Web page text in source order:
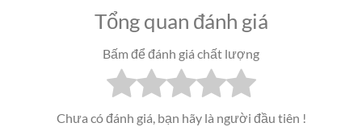
Tổng quan đánh giá
Bấm để đánh giá chất lượng
Chưa có đánh giá, bạn hãy là người đầu tiên !